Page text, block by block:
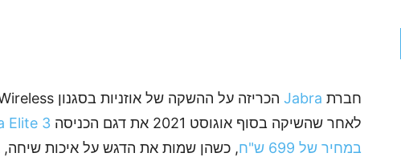
חברת Jabra
לאחר שהשיקה בסוף אוגוסט 2021 את דגם הכניסה
Elite 3
במחיר של 699 ש"ח
, כשהן שמות את הדגש על איכות שיחה,